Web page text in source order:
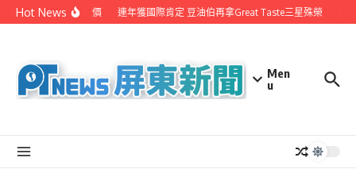
Skip to content
Hot News
花殼脆鬆團購享超值價 連年獲國際肯定 豆油伯再拿Great Taste三星殊榮
Men
u